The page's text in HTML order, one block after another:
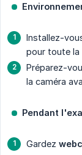
Installez-
pour toute la
Préparez-
la caméra
Pendant
Gardez